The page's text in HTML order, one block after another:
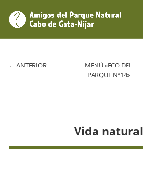
← ANTERIOR
MENÚ «ECO DEL
PARQUE Nº14»
Vida natural